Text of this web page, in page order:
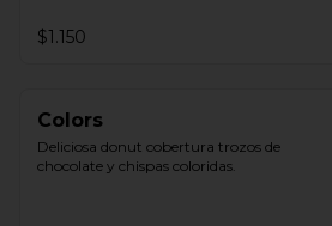
$1.150
Colors
Deliciosa donut cobertura trozos de
chocolate y chispas coloridas.